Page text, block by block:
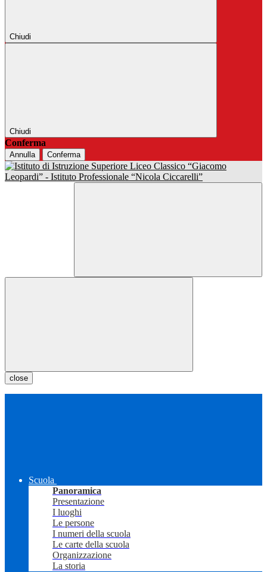
Chiudi
Chiudi
Conferma
Annulla Conferma
close
Scuola
Panoramica
Presentazione
I luoghi
Le persone
I numeri della scuola
Le carte della scuola
Organizzazione
La storia